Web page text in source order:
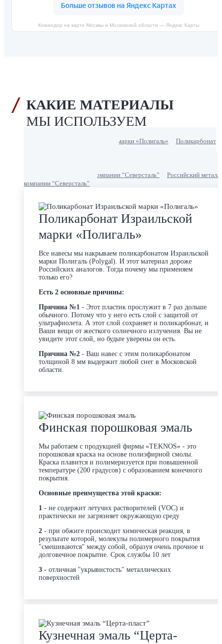
Командор на карте Москвы и Московской области — Яндекс Карты
КАКИЕ МАТЕРИАЛЫ
МЫ ИСПОЛЬЗУЕМ
Поликарбонат
Российский металл
компании “Северсталь”
Поликарбонат Израильской
марки «Полигаль»
Все навесы мы накрываем поликарбонатом Израильской
марки Полигаль (Polygal). И этот материал дороже
Российских аналогов. Тогда почему мы применяем
только его?
Есть 2 основные причины:
Причина №1 - Этот пластик прослужит в 7 раз дольше
обычного. Потому что у него есть слой с защитой от
ультрафиолета. А этот слой сохраняет и поликарбонат, и
Ваши вещи от жесткого солнечного излучения. Вы не
увидите этот слой, но будьте уверены он есть.
Причина №2 - Ваш навес с этим поликарбонатом
толщиной 8 мм выдержит любой снег в Московской
области.
Финская порошковая эмаль
Мы работаем с продукцией фирмы «TEKNOS» - это
порошковая краска на основе полиэфирной смолы.
Краска плавится и полимеризуется при повышенной
температуре (200 градусов) с образованием конечного
покрытия.
Основные преимущества этой краски:
1 - не содержит летучих растворителей (VOC) и
практически не загрязняет окружающую среду
2 - при обжиге происходит химическая реакция, в
результате которой, молекулы полимерного покрытия
"смешиваются" между собой, образуя очень прочное и
долговечное покрытие. Срок службы 10 лет
3 - отличная "укрывистость" металлических
поверхностей
Кузнечная эмаль “Церта-